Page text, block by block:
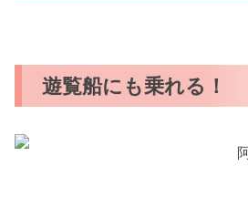
遊覧船にも乗れる！